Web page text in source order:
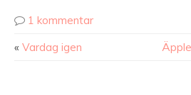
1 kommentar
« Vardag igen